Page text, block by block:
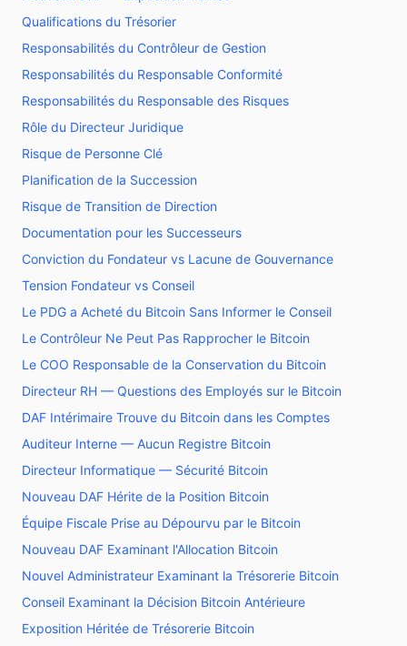
Qualifications du Trésorier
Responsabilités du Contrôleur de Gestion
Responsabilités du Responsable Conformité
Responsabilités du Responsable des Risques
Rôle du Directeur Juridique
Risque de Personne Clé
Planification de la Succession
Risque de Transition de Direction
Documentation pour les Successeurs
Conviction du Fondateur vs Lacune de Gouvernance
Tension Fondateur vs Conseil
Le PDG a Acheté du Bitcoin Sans Informer le Conseil
Le Contrôleur Ne Peut Pas Rapprocher le Bitcoin
Le COO Responsable de la Conservation du Bitcoin
Directeur RH — Questions des Employés sur le Bitcoin
DAF Intérimaire Trouve du Bitcoin dans les Comptes
Auditeur Interne — Aucun Registre Bitcoin
Directeur Informatique — Sécurité Bitcoin
Nouveau DAF Hérite de la Position Bitcoin
Équipe Fiscale Prise au Dépourvu par le Bitcoin
Nouveau DAF Examinant l'Allocation Bitcoin
Nouvel Administrateur Examinant la Trésorerie Bitcoin
Conseil Examinant la Décision Bitcoin Antérieure
Exposition Héritée de Trésorerie Bitcoin